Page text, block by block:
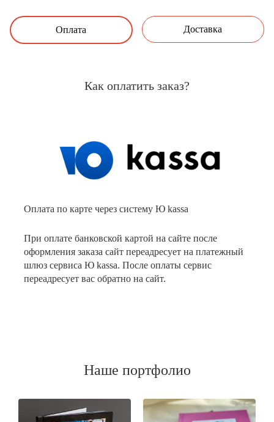
Оплата Доставка
Как оплатить заказ?
Оплата по карте через систему Ю kassa
При оплате банковской картой на сайте после
оформления заказа сайт переадресует на платежный
шлюз сервиса Ю kassa. После оплаты сервис
переадресует вас обратно на сайт.
Наше портфолио